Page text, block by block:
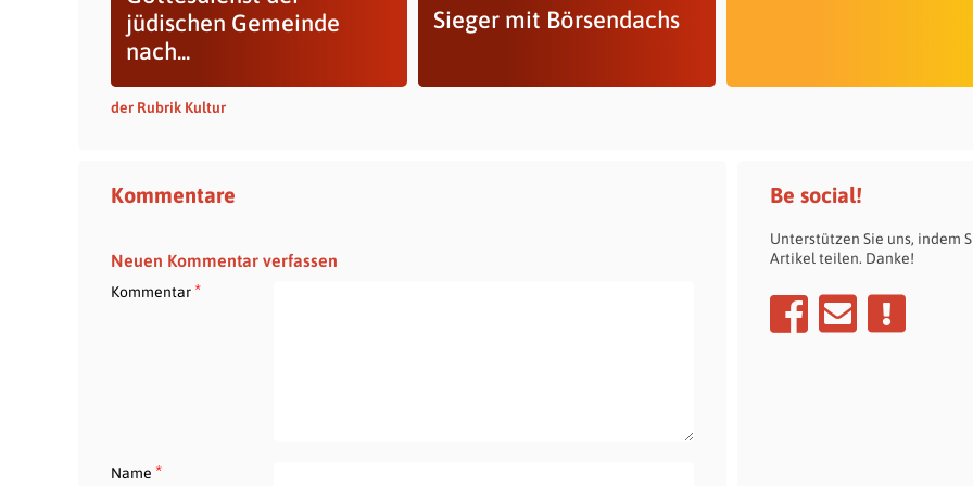
jüdischen Gemeinde
nach...
Sieger mit Börsendachs
der Rubrik Kultur
Kommentare
Neuen Kommentar verfassen
Kommentar*
Name *
Be social!
Unterstützen Sie uns, indem
Artikel teilen. Danke!